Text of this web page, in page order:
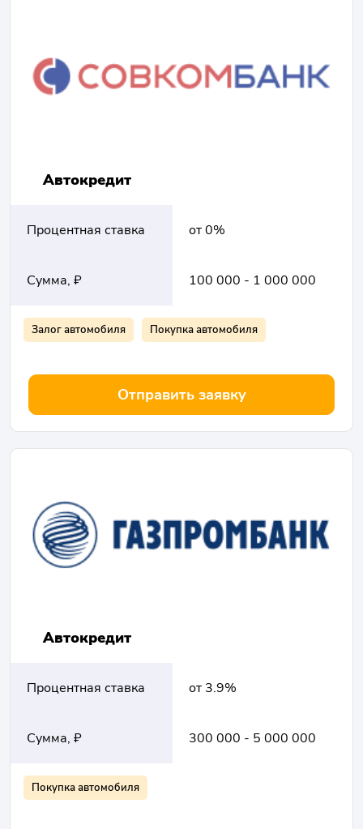
Автокредит
Процентная ставка от 0%
Сумма, ₽ 100 000 - 1 000 000
Залог автомобиля Покупка автомобиля
Отправить заявку
Автокредит
Процентная ставка от 3.9%
Сумма, ₽ 300 000 - 5 000 000
Покупка автомобиля